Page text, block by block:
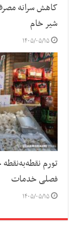
کاهش سرانه
شیر خام
۱۴۰۵/۰۵/۱۵
فصلی خدمات
۱۴۰۵/۰۵/۱۵